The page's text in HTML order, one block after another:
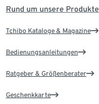
Rund um unsere Produkte
Tchibo Kataloge & Magazine
Bedienungsanleitungen
Ratgeber & Größenberater
Geschenkkarte